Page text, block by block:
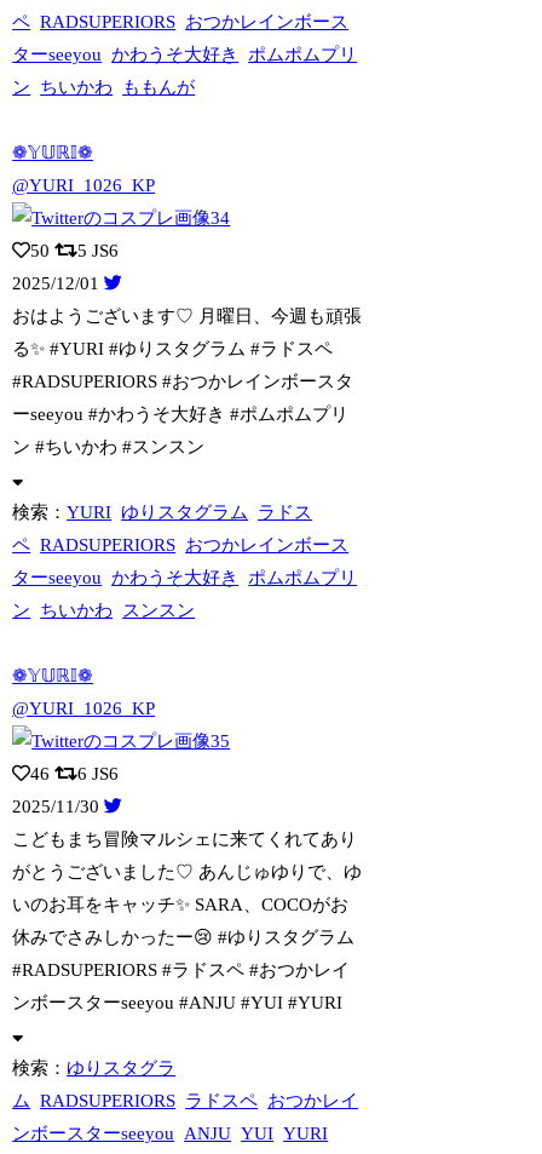
ペ RADSUPERIORS おつかレインボース
ターseeyou かわうそ大好き
ポムポムプリ
ン
ちいかわ ももんが
❁𝕐𝕌ℝ𝕀❁
@YURI_1026_KP
50 5 JS6
2025/12/01
おはようございます♡ 月曜日、今週も頑張
る✨ #YURI #ゆりスタグラム #ラ ドスペ
#RADSUPERIORS #おつかレインボースタ
ーseeyou #かわうそ大好き #ポムポムプリ
ン #ちいかわ #スンスン
検索：YURI ゆりスタグラム
ラドス
ペ RADSUPERIORS おつかレインボース
ターseeyou かわうそ大好き
ポムポムプリ
ン
ちいかわ スンスン
❁𝕐𝕌ℝ𝕀❁
@YURI_1026_KP
46 6 JS6
2025/11/30
こどもまち冒険マルシェに来てくれてあり
がとうございました♡ あんじゅゆりで、ゆ
いのお耳をキャッチ✨ SARA、COCOがお
休みでさみしかったー😢 #ゆりスタグラム
#RADSUPERIORS #ラドスペ #おつかレイ
ンボースターseeyou #ANJU #YUI #YURI
検索： ゆりスタグラ
ム
RADSUPERIORS ラドスペ おつかレイ
ンボースターseeyou
ANJU YUI YURI